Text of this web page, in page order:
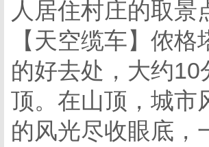
人居住村庄的取景
【天空缆车】侬
的好去处，大约
顶。在山顶，城市
的风光尽收眼底，